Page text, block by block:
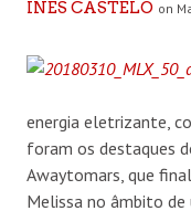
INÊS CASTELO on
energia eletrizante,
foram os destaques
Awaytomars, que
Melissa no âmbito de